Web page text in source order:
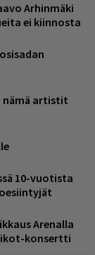
Arhinmäki
ei kiinnosta
nämä artistit
10-vuotista
Arenalla
konsertti